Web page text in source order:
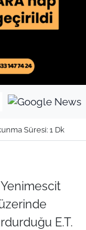
Süresi: 1 Dk
E.T.